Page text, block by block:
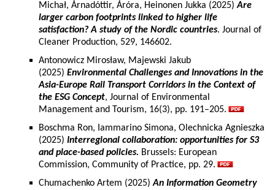
Michał, Árnadóttir, Áróra, Heinonen Jukka (2025)Are
larger carbon footprints linked to higher life
satisfaction? A study of the Nordic countries. Journal of
Cleaner Production, 529, 146602.
Antonowicz Mirosław, Majewski Jakub
(2025) Environmental Challenges and Innovations in the
Asia-Europe Rail Transport Corridors in the Context of
the ESG Concept, Journal of Environmental
Management and Tourism, 16(3), pp. 191–205.
Boschma Ron, Iammarino Simona, Olechnicka Agnieszka
(2025) Interregional collaboration: opportunities for S3
and place-based policies. Brussels: European
Commission, Community of Practice, pp. 29.
Chumachenko Artem (2025)An Information Geometry